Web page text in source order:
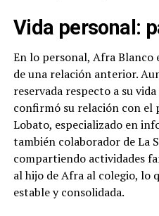
Vida personal:
En lo personal, Afra Blanco
de una relación anterior.
reservada respecto a su
confirmó su relación con el
Lobato, especializado en
también colaborador de La
compartiendo actividades
al hijo de Afra al colegio, lo
estable y consolidada.